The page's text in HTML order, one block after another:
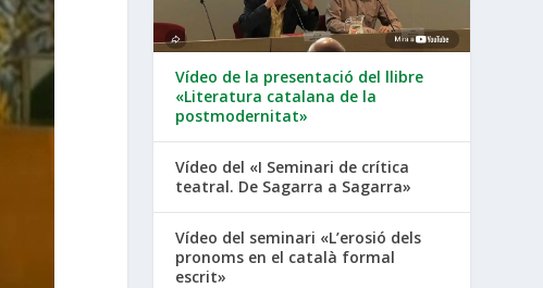
Vídeo de la presentació del llibre
«Literatura catalana de la
postmodernitat»
Vídeo del «I Seminari de crítica
teatral. De Sagarra a Sagarra»
Vídeo del seminari «L’erosió dels
pronoms en el català formal
escrit»